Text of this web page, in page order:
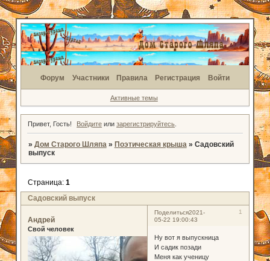
Форум Участники Правила Регистрация Войти
Активные темы
Привет, Гость! Войдите илизарегистрируйтесь
» Дом Старого Шляпа » Поэтическая крыша » Садовский
выпуск
Садовский выпуск
Страница: 1
Поделиться 1
2021-
05-22 19:00:43
Андрей
Свой человек
Ну вот я выпускница
И садик позади
Меня как ученицу